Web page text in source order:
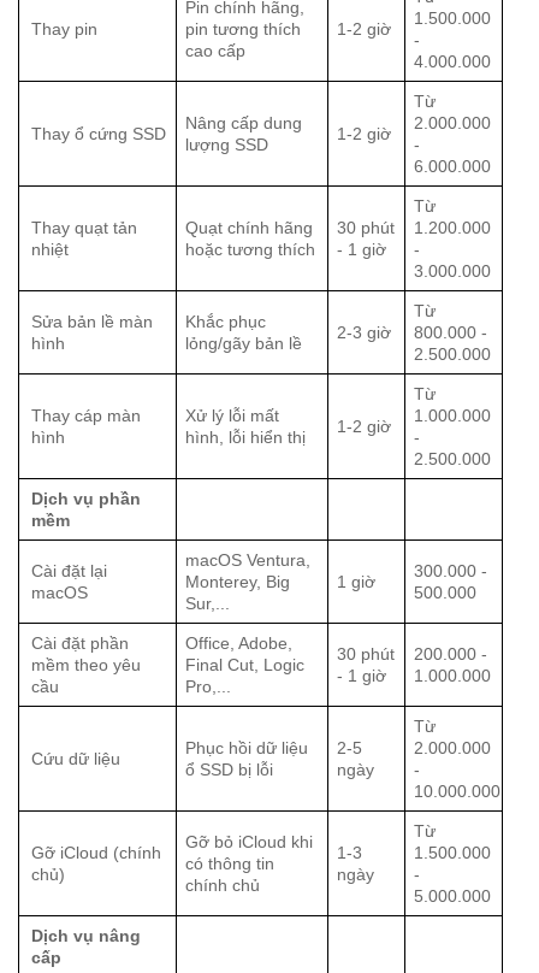
Thay pin
Pin chính hãng,
pin tương thích
cao cấp
1-2 giờ
1.500.000
-
4.000.000
Thay ổ cứng SSD
Nâng cấp dung
lượng SSD
1-2 giờ
Từ
2.000.000
-
6.000.000
Thay quạt tản
nhiệt
Quạt chính hãng
hoặc tương thích
30 phút
- 1 giờ
Từ
1.200.000
-
3.000.000
Sửa bản lề màn
hình
Khắc phục
lỏng/gãy bản lề
2-3 giờ
Từ
800.000 -
2.500.000
Thay cáp màn
hình
Xử lý lỗi mất
hình, lỗi hiển thị
1-2 giờ
Từ
1.000.000
-
2.500.000
Dịch vụ phần
mềm
Cài đặt lại
macOS
macOS Ventura,
Monterey, Big
Sur,...
1 giờ
300.000 -
500.000
Cài đặt phần
mềm theo yêu
cầu
Office, Adobe,
Final Cut, Logic
Pro,...
30 phút
- 1 giờ
200.000 -
1.000.000
Cứu dữ liệu
Phục hồi dữ liệu
ổ SSD bị lỗi
2-5
ngày
Từ
2.000.000
-
10.000.000
Gỡ iCloud (chính
chủ)
Gỡ bỏ iCloud khi
có thông tin
chính chủ
1-3
ngày
Từ
1.500.000
-
5.000.000
Dịch vụ nâng
cấp